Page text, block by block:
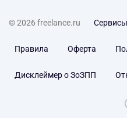
© 2026 freelance.ru Сервисы
Правила Оферта
Дисклеймер о ЗоЗПП